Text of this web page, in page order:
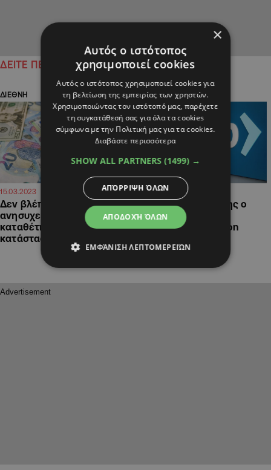
ΔΕΙΤΕ ΠΕΡΙΣΣΟΤΕΡΑ
ΔΙΕΘΝΗ
15.03.2023
Δεν βλέπει λόγο να
ανησυχεί ο Γερμανός
καταθέτης λόγω της
κατάστασης στις ΗΠΑ
ΔΙΕΘΝΗ
15.03.2023 08:48
Ελληνικής καταγωγης ο
νέος Διευθύνοντας
Σύμβουλος της Silicon
×
Αυτός ο ιστότοπος
χρησιμοποιεί cookies
Αυτός ο ιστότοπος χρησιμοποιεί cookies για
τη βελτίωση της εμπειρίας των χρηστών.
Χρησιμοποιώντας τον ιστότοπό μας, παρέχετε
τη συγκατάθεσή σας για όλα τα cookies
σύμφωνα με την Πολιτική μας για τα cookies.
Διαβάστε περισσότερα
SHOW ALL PARTNERS (1499) →
ΑΠΟΔΟΧΉ ΌΛΩΝ
ΑΠΌΡΡΙΨΗ ΌΛΩΝ
ΕΜΦΆΝΙΣΗ ΛΕΠΤΟΜΕΡΕΙΏΝ